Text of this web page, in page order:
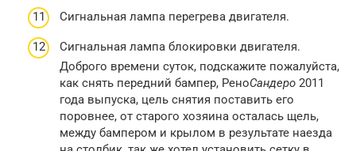
Сигнальная лампа перегрева двигателя.
Сигнальная лампа блокировки двигателя.
Доброго времени суток, подскажите пожалуйста,
как снять передний бампер, РеноСандеро 2011
года выпуска, цель снятия поставить его
поровнее, от старого хозяина осталась щель,
между бампером и крылом в результате наезда